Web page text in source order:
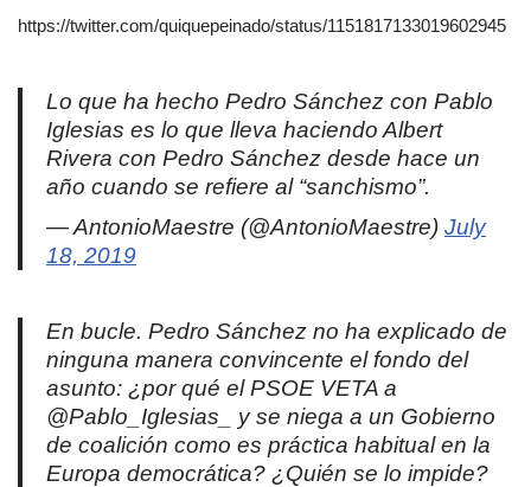
https://twitter.com/quiquepeinado/status/1151817133019602945
Lo que ha hecho Pedro Sánchez con Pablo
Iglesias es lo que lleva haciendo Albert
Rivera con Pedro Sánchez desde hace un
año cuando se refiere al “sanchismo”.
— AntonioMaestre (@AntonioMaestre) July
18, 2019
En bucle. Pedro Sánchez no ha explicado de
ninguna manera convincente el fondo del
asunto: ¿por qué el PSOE VETA a
@Pablo_Iglesias_ y se niega a un Gobierno
de coalición como es práctica habitual en la
Europa democrática? ¿Quién se lo impide?